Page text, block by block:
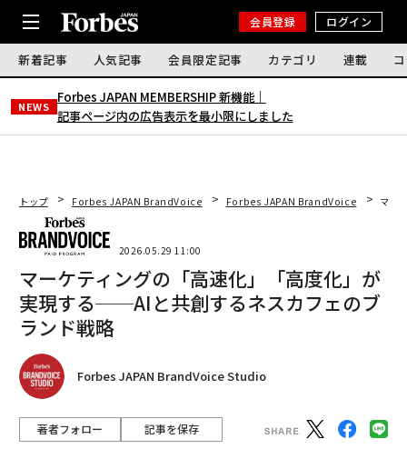
会員登録 ログイン
新着記事 人気記事 会員限定記事 カテゴリ 連載
NEWS
Forbes JAPAN MEMBERSHIP 新機能｜
記事ページ内の広告表示を最小限にしました
トップ Forbes JAPAN BrandVoice Forbes JAPAN BrandVoice マー
2026.05.29 11:00
マーケティングの「高速化」「高度化」が
実現する──AIと共創するネスカフェのブ
ランド戦略
Forbes JAPAN BrandVoice Studio
著者フォロー 記事を保存